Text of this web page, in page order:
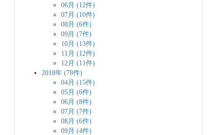
06月 (12件)
07月 (10件)
08月 (6件)
09月 (7件)
10月 (13件)
11月 (12件)
12月 (11件)
2018年 (78件)
04月 (15件)
05月 (6件)
06月 (8件)
07月 (7件)
08月 (6件)
09月 (4件)